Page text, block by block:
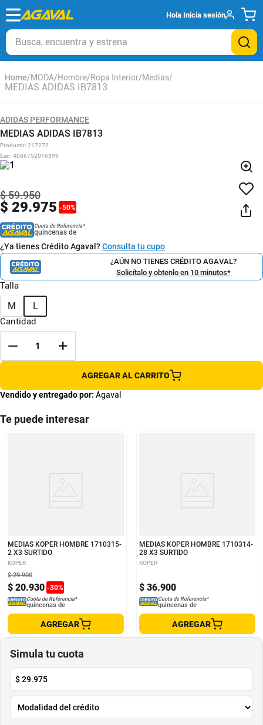
Hola Inicia sesión
Busca, encuentra y estrena
MODA Hombre Ropa Interior Medias
MEDIAS ADIDAS IB7813
ADIDAS PERFORMANCE
MEDIAS ADIDAS IB7813
Producto: 217272
Ean: 4066752016399
$ 29.975 -50%
$59.950
Cuota de Referencia*
quincenas de
¿Ya tienes Crédito Agaval?Consulta tu cupo
¿AÚN NO TIENES CRÉDITO AGAVAL?
Solicítalo y obtenlo en 10 minutos*
Talla
M L
Cantidad
AGREGAR AL CARRITO
Vendido y entregado por: Agaval
Te puede interesar
MEDIAS KOPER HOMBRE 1710315-
2 X3 SURTIDO
KOPER
$ 20.930 -30%
$ 29.900
Cuota de Referencia*
quincenas de
AGREGAR
MEDIAS KOPER HOMBRE 1710314-
28 X3 SURTIDO
KOPER
$ 36.900
Cuota de Referencia*
quincenas de
AGREGAR
Simula tu cuota
$29.975